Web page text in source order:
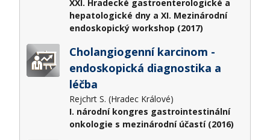
XXI. Hradecké gastroenterologické a
hepatologické dny a XI. Mezinárodní
endoskopický workshop (2017)
Cholangiogenní karcinom -
endoskopická diagnostika a
léčba
Rejchrt S. (Hradec Králové)
I. národní kongres gastrointestinální
onkologie s mezinárodní účastí (2016)